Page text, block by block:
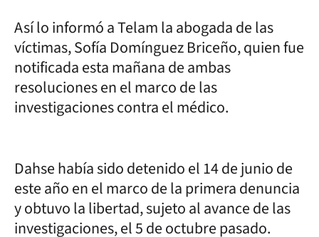
Así lo informó a Telam la abogada de las
víctimas, Sofía Domínguez Briceño, quien fue
notificada esta mañana de ambas
resoluciones en el marco de las
investigaciones contra el médico.
Dahse había sido detenido el 14 de junio de
este año en el marco de la primera denuncia
y obtuvo la libertad, sujeto al avance de las
investigaciones, el 5 de octubre pasado.